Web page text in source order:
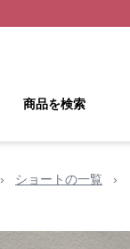
商品を検索
› ショートの一覧 ›